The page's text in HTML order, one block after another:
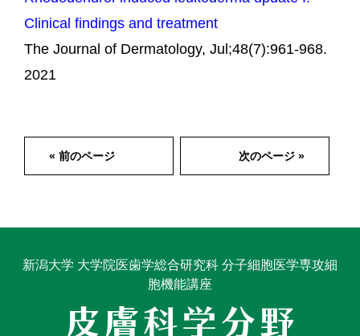
Clinical findings and treatment
The Journal of Dermatology, Jul;48(7):961-968.
2021
« 前のページ 次のページ »
新潟大学 大学院医歯学総合研究科 分子細胞医学専攻細
胞機能講座